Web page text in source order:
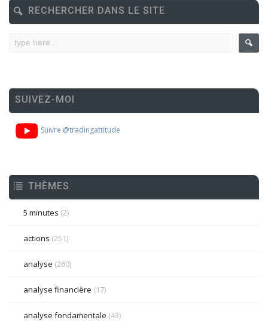
RECHERCHER DANS LE SITE
SUIVEZ-MOI
Suivre @tradingattitude
THÈMES
5 minutes (2)
actions (251)
analyse (260)
analyse financière (17)
analyse fondamentale (43)